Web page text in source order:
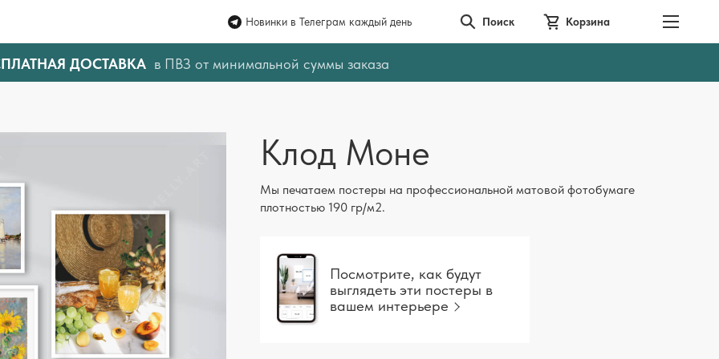
Новинки в Телеграм каждый день Поиск Корзина
ДОСТАВКА в ПВЗ от минимальной суммы заказа
Клод Моне
Мы печатаем постеры на профессиональной матовой фотобумаге
плотностью 190 гр/м2.
Посмотрите, как будут
выглядеть эти постеры в
вашем интерьере